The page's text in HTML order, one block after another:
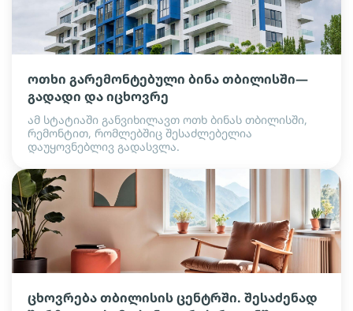
ოთხი გარემონტებული ბინა თბილისში—
გადადი და იცხოვრე
ამ სტატიაში განვიხილავთ ოთხ ბინას თბილისში,
რემონტით, რომლებშიც შესაძლებელია
დაუყოვნებლივ გადასვლა.
ცხოვრება თბილისის ცენტრში. შესაძენად